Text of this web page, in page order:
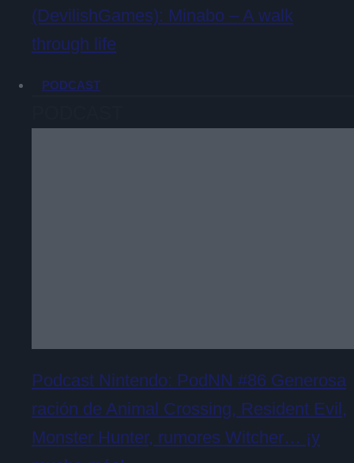
(DevilishGames): Minabo – A walk
through life
PODCAST
Podcast Nintendo: PodNN #86 Generosa
ración de Animal Crossing, Resident Evil,
Monster Hunter, rumores Witcher… ¡y